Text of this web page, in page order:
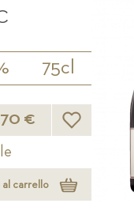
75cl
€ Lista desideri
al carrello